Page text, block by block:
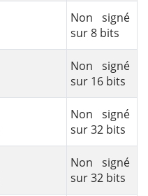
Non signé
sur 8 bits
Non signé
sur 16 bits
Non signé
sur 32 bits
Non signé
sur 32 bits